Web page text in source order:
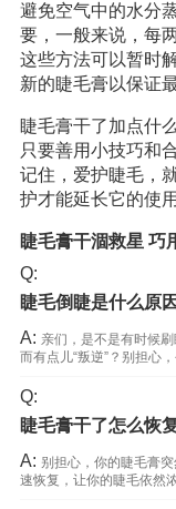
避免空气中的水分
要，一般来说，每
这些方法可以暂时
新的睫毛膏以保证
睫毛膏干了加点什
只要善用小技巧和
记住，爱护睫毛，
护才能延长它的使
睫毛膏干涸救星 巧
Q:
睫毛倒睫是什么原
A: 亲们，是不是有时候
而有点儿“叛逆”？别担心
Q:
睫毛膏干了怎么恢
A: 别担心，你的睫毛膏
速恢复，让你的睫毛依然